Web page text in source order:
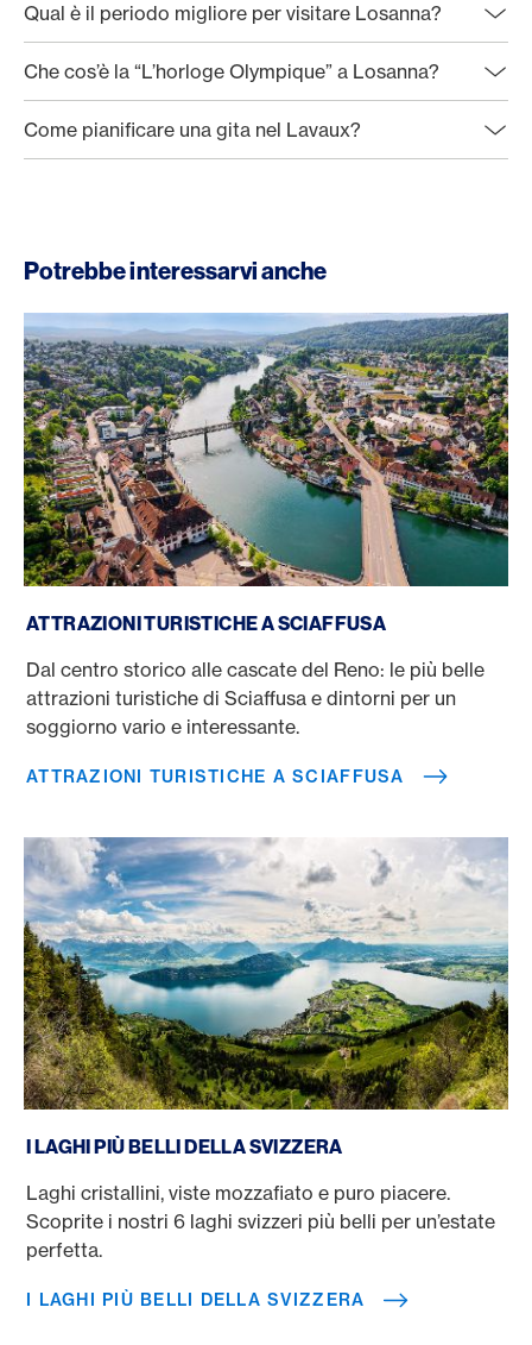
Qual è il periodo migliore per visitare Losanna?
Che cos’è la “L’horloge Olympique” a Losanna?
Come pianificare una gita nel Lavaux?
Potrebbe interessarvi anche
ATTRAZIONI TURISTICHE A SCIAFFUSA
Dal centro storico alle cascate del Reno: le più belle
attrazioni turistiche di Sciaffusa e dintorni per un
soggiorno vario e interessante.
ATTRAZIONI TURISTICHE A SCIAFFUSA
I LAGHI PIÙ BELLI DELLA SVIZZERA
Laghi cristallini, viste mozzafiato e puro piacere.
Scoprite i nostri 6 laghi svizzeri più belli per un’estate
perfetta.
I LAGHI PIÙ BELLI DELLA SVIZZERA